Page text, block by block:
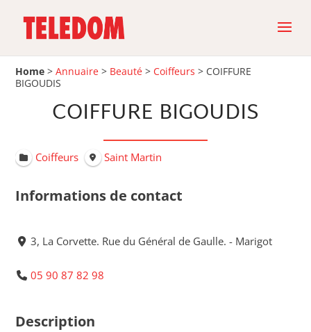
Home >Annuaire > Beauté > Coiffeurs > COIFFURE
BIGOUDIS
COIFFURE BIGOUDIS
Coiffeurs Saint Martin
Informations de contact
3, La Corvette. Rue du Général de Gaulle. - Marigot
05 90 87 82 98
Description